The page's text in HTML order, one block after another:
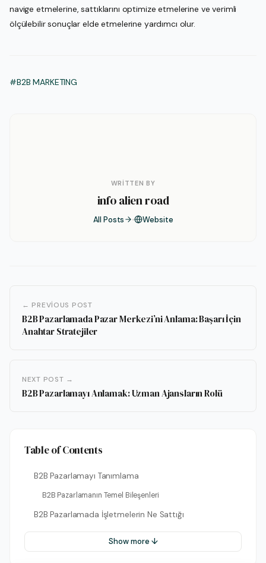
navige etmelerine, sattıklarını optimize etmelerine ve verimli
ölçülebilir sonuçlar elde etmelerine yardımcı olur.
#B2B MARKETING
WRITTEN BY
info alien road
All Posts Website
← PREVIOUS POST
B2B Pazarlamada Pazar Merkezi’ni Anlama: Başarı İçin
Anahtar Stratejiler
NEXT POST →
B2B Pazarlamayı Anlamak: Uzman Ajansların Rolü
Table of Contents
B2B Pazarlamayı Tanımlama
B2B Pazarlamanın Temel Bileşenleri
B2B Pazarlamada İşletmelerin Ne Sattığı
Show more ↓